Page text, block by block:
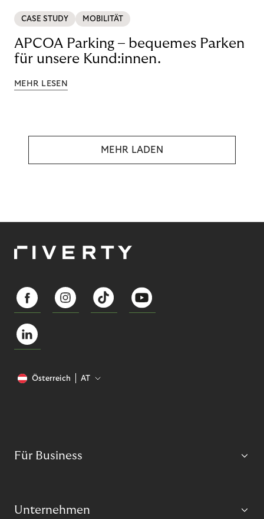
CASE STUDY MOBILITÄT
APCOA Parking – bequemes Parken
für unsere Kund:innen.
MEHR LESEN
MEHR LADEN
Österreich AT
Für Business
Unternehmen